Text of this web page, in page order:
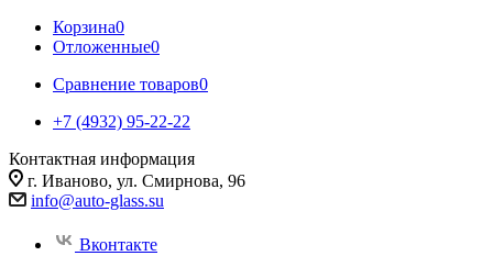
Корзина0
Отложенные0
Сравнение товаров0
+7 (4932) 95-22-22
Контактная информация
г. Иваново, ул. Смирнова, 96
info@auto-glass.su
Вконтакте